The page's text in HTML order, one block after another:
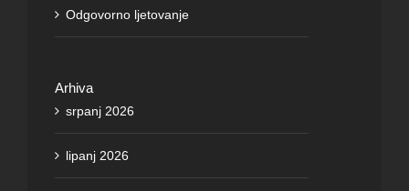
Odgovorno ljetovanje
Arhiva
srpanj 2026
lipanj 2026